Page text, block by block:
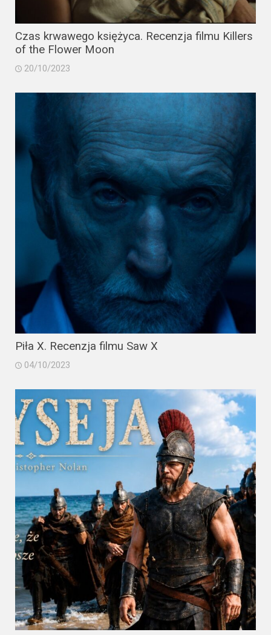
Czas krwawego księżyca. Recenzja filmu Killers
of the Flower Moon
20/10/2023
Piła X. Recenzja filmu Saw X
04/10/2023